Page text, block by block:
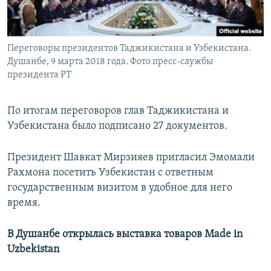
Переговоры президентов Таджикистана и Узбекистана.
Душанбе, 9 марта 2018 года. Фото пресс-службы
президента РТ
По итогам переговоров глав Таджикистана и
Узбекистана было подписано 27 документов.
Президент Шавкат Мирзияев пригласил Эмомали
Рахмона посетить Узбекистан с ответным
государственным визитом в удобное для него
время.
В Душанбе открылась выставка товаров Made in
Uzbekistan